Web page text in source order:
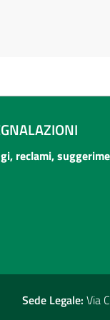
reclami,
Sede Legale: Via